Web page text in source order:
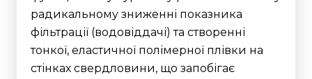
радикальному зниженні показника
фільтрації (водовіддачі) та створенні
тонкої, еластичної полімерної плівки на
стінках свердловини, що запобігає